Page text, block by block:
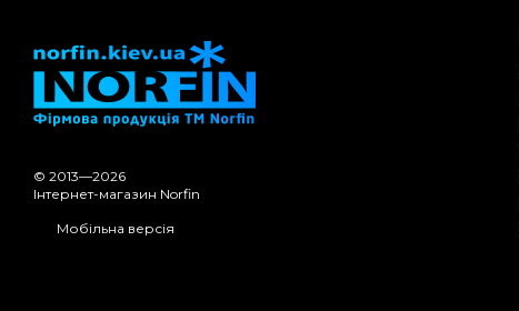
© 2013—2026
Інтернет-магазин Norfin
Мобільна версія